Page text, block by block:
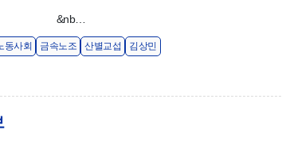
과제 &nb…
동사회 금속노조 산별교섭 김상민